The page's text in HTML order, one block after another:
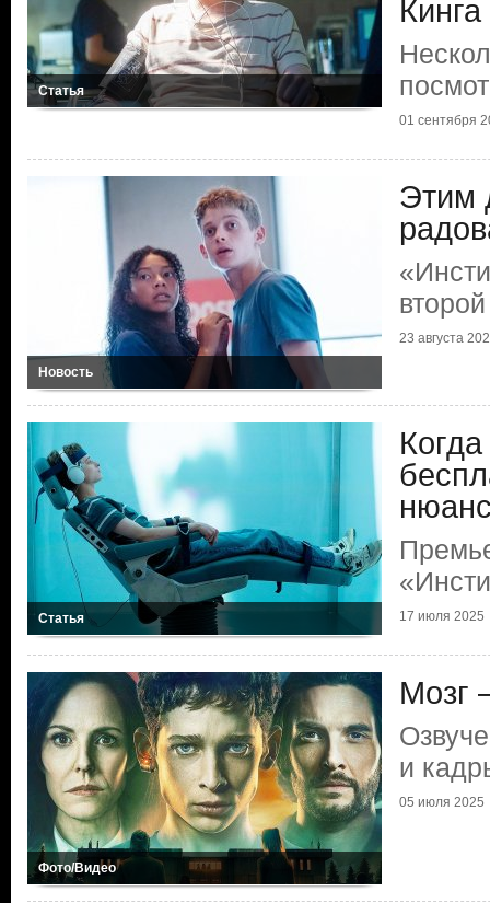
Статья
Кинга
01 сентября
Новость
Этим
23 августа
Статья 17 июля 2025
Фото/Видео
Мозг
и
05 июля 2025